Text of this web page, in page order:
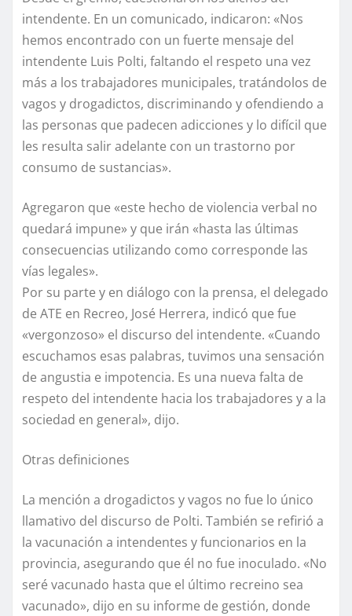
intendente. En un comunicado, indicaron: «Nos
hemos encontrado con un fuerte mensaje del
intendente Luis Polti, faltando el respeto una vez
más a los trabajadores municipales, tratándolos de
vagos y drogadictos, discriminando y ofendiendo a
las personas que padecen adicciones y lo difícil que
les resulta salir adelante con un trastorno por
consumo de sustancias».
Agregaron que «este hecho de violencia verbal no
quedará impune» y que irán «hasta las últimas
consecuencias utilizando como corresponde las
vías legales».
Por su parte y en diálogo con la prensa, el delegado
de ATE en Recreo, José Herrera, indicó que fue
«vergonzoso» el discurso del intendente. «Cuando
escuchamos esas palabras, tuvimos una sensación
de angustia e impotencia. Es una nueva falta de
respeto del intendente hacia los trabajadores y a la
sociedad en general», dijo.
Otras definiciones
La mención a drogadictos y vagos no fue lo único
llamativo del discurso de Polti. También se refirió a
la vacunación a intendentes y funcionarios en la
provincia, asegurando que él no fue inoculado. «No
seré vacunado hasta que el último recreino sea
vacunado», dijo en su informe de gestión, donde